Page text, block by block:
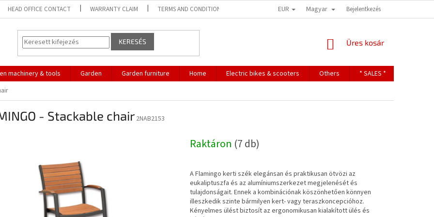
HEAD OFFICE CONTACT WARRANTY CLAIM TERMS AND CONDITIONS TERMS OF PERSONAL DATA PROTECTION
EUR Magyar Bejelentkezés
KERESÉS KOSÁR
Üres kosár
machinery & tools Garden Garden furniture Home Electric bikes & scooters Others * SALES *
- Stackable chair2NAB2153
Raktáron (7 db)
A Flamingo kerti szék elegánsan és praktikusan ötvözi az
eukaliptuszfa és az alumíniumszerkezet megjelenését és
tulajdonságait. Ennek a kombinációnak köszönhetően könnyen
illeszkedik szinte bármilyen kert- vagy teraszkoncepcióhoz.
Kényelmes ülést biztosít az ergonomikusan kialakított ülés és